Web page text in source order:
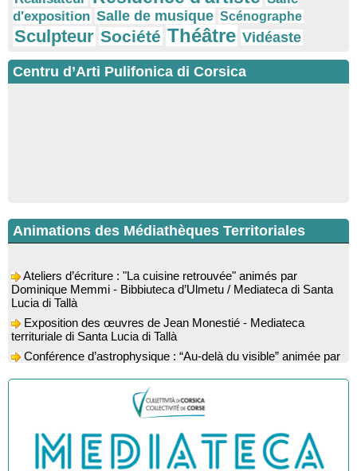
d'exposition Salle de musique Scénographe
Sculpteur Société Théâtre Vidéaste
Centru d’Arti Pulifonica di Corsica
Animations des Médiathèques Territoriales
Dominique Memmi - Bibbiuteca d’Ulmetu / Mediateca di Santa
Lucia di Tallà
Exposition des œuvres de Jean Monestié - Mediateca
territuriale di Santa Lucia di Tallà
Conférence d’astrophysique : “Au-delà du visible” animée par
l’astrophysicien Paul Guerrini - Médiathèque - Pitretu è
Exposition des œuvres de Dominique Malberti Morin :
"Racines, peintures acryliques et aquarelles" - Mediateca
territuriale di Santa Lucia di Tallà
Animation : "Petits lecteurs" - Médiathèque - Pitretu è
Bicchisgià